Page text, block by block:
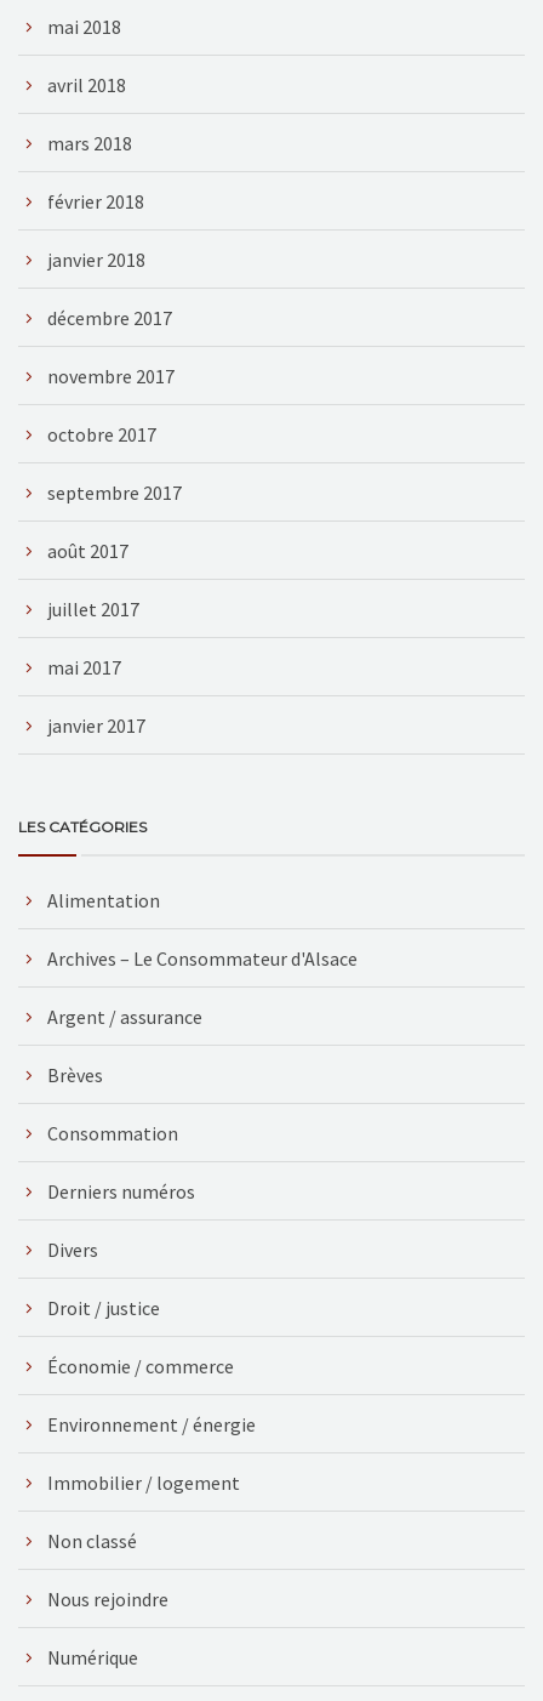
mai 2018
avril 2018
mars 2018
février 2018
janvier 2018
décembre 2017
novembre 2017
octobre 2017
septembre 2017
août 2017
juillet 2017
mai 2017
janvier 2017
LES CATÉGORIES
Alimentation
Archives – Le Consommateur d'Alsace
Argent / assurance
Brèves
Consommation
Derniers numéros
Divers
Droit / justice
Économie / commerce
Environnement / énergie
Immobilier / logement
Non classé
Nous rejoindre
Numérique